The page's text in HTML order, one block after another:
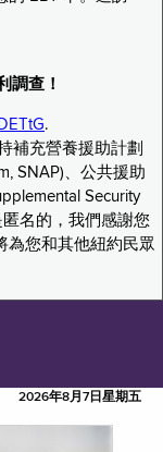
調查！
.
補充營養援助計劃
SNAP)、公共援助
Security
匿名的，我們感謝您
為您和其他紐約民眾
2026年8月7日星期五